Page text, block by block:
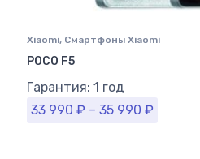
Xiaomi, Смартфоны Xiaomi
POCO F5
Гарантия: 1 год
33 990 ₽ – 35 990 ₽